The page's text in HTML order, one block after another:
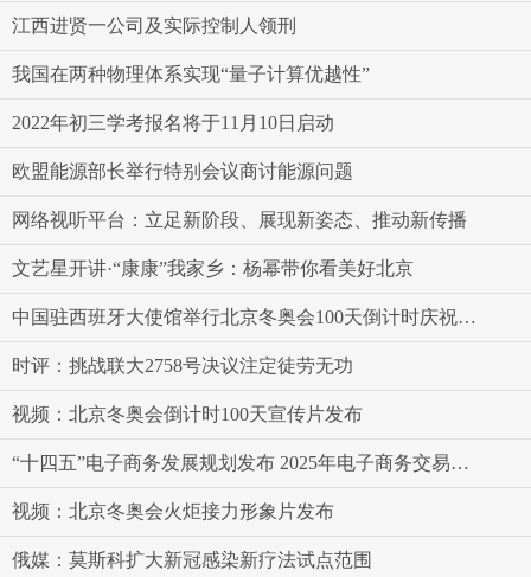
江西进贤一公司及实际控制人领刑
我国在两种物理体系实现“量子计算优越性”
2022年初三学考报名将于11月10日启动
欧盟能源部长举行特别会议商讨能源问题
网络视听平台：立足新阶段、展现新姿态、推动新传播
文艺星开讲·“康康”我家乡：杨幂带你看美好北京
中国驻西班牙大使馆举行北京冬奥会100天倒计时庆祝活动
时评：挑战联大2758号决议注定徒劳无功
视频：北京冬奥会倒计时100天宣传片发布
“十四五”电子商务发展规划发布 2025年电子商务交易额预期达46万亿元
视频：北京冬奥会火炬接力形象片发布
俄媒：莫斯科扩大新冠感染新疗法试点范围